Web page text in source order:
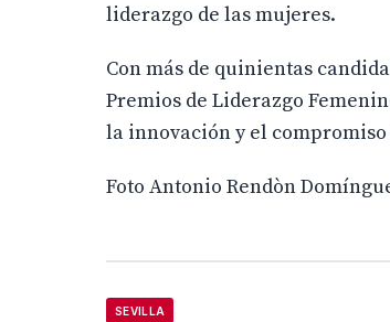
liderazgo de las mujeres.
Con más de quinientas
Premios de Liderazgo
la innovación y el
Foto Antonio Rendòn
SEVILLA